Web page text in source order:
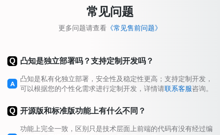
常见问题
更多问题请查看 《常见售前问题》
Q 凸知是独立部署吗？支持定制开发吗？
A
凸知是私有化独立部署，安全性及稳定性更高；支持定制开发，
可以根据您的个性化需求进行定制开发，详情请联系客服咨询。
Q 开源版和标准版功能上有什么不同？
功能上完全一致，区别只是技术层面上前端的代码有没有经过编